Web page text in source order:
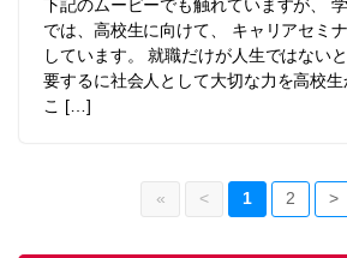
下記のムービーでも触れていますが、
では、高校生に向けて、 キャリアセミ
しています。 就職だけが人生ではない
要するに社会人として大切な力を高校
こ […]
« < 1 2 >